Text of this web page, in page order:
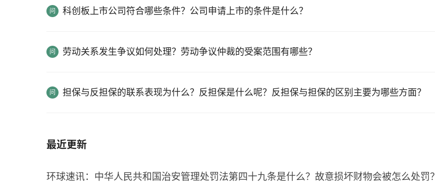
科创板上市公司符合哪些条件？公司申请上市的条件是什么？
劳动关系发生争议如何处理？劳动争议仲裁的受案范围有哪些？
担保与反担保的联系表现为什么？反担保是什么呢？反担保与担保的区别主要为哪些方面？
最近更新
环球速讯：中华人民共和国治安管理处罚法第四十九条是什么？故意损坏财物会被怎么处罚？